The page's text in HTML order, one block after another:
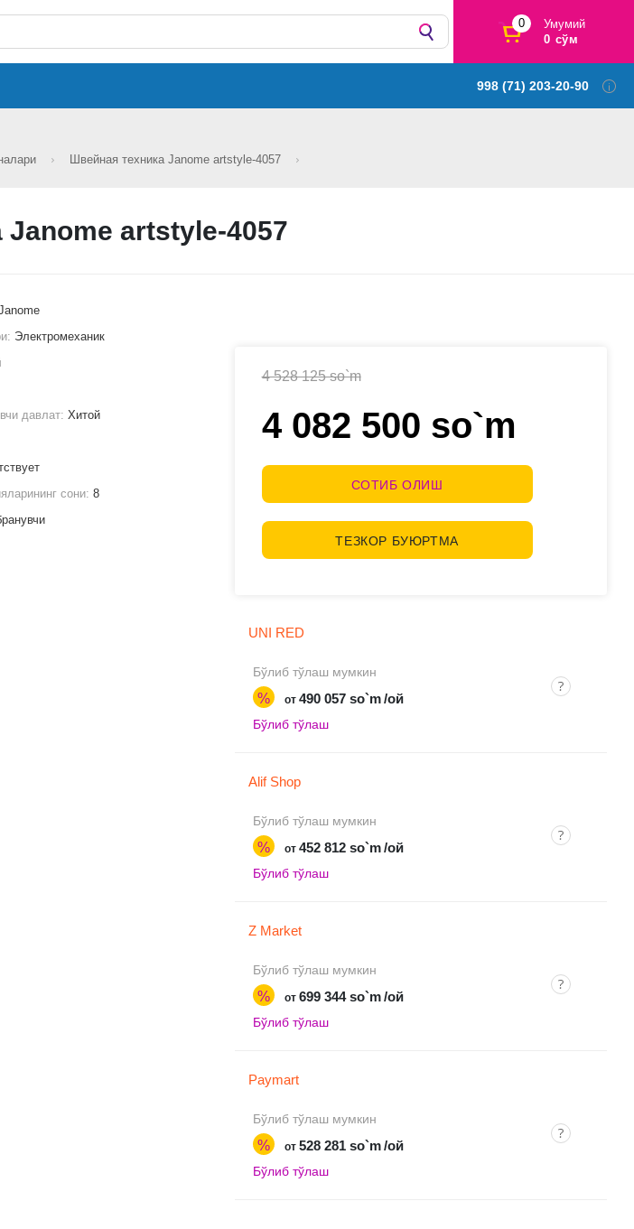
0
Умумий
0 сўм
998 (71) 203-20-90
Швейная техника Janome artstyle-4057
artstyle-4057
4 528 125 so`m
4 082 500 so`m
СОТИБ ОЛИШ
ТЕЗКОР БУЮРТМА
UNI RED
Бўлиб тўлаш мумкин
% от 490 057 so`m /ой
Бўлиб тўлаш
Alif Shop
Бўлиб тўлаш мумкин
% от 452 812 so`m /ой
Бўлиб тўлаш
Z Market
Бўлиб тўлаш мумкин
% от 699 344 so`m /ой
Бўлиб тўлаш
Paymart
Бўлиб тўлаш мумкин
% от 528 281 so`m /ой
Бўлиб тўлаш
Электромеханик
давлат:Хитой
сони:8